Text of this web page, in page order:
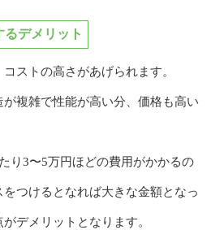
デメリット
ストの高さがあげられます。
複雑で性能が高い分、価格も高い
り3〜5万円ほどの費用がかかるの
つけるとなれば大きな金額となっ
デメリットとなります。